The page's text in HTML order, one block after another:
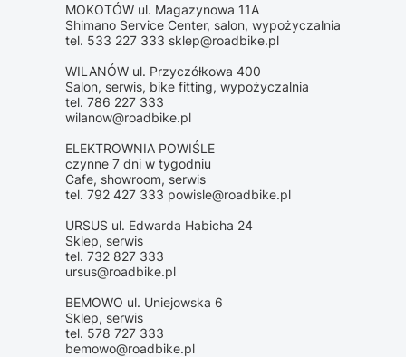
MOKOTÓW ul. Magazynowa 11A
Shimano Service Center, salon, wypożyczalnia
tel. 533 227 333 sklep@roadbike.pl
WILANÓW ul. Przyczółkowa 400
Salon, serwis, bike fitting, wypożyczalnia
tel. 786 227 333
wilanow@roadbike.pl
ELEKTROWNIA POWIŚLE
czynne 7 dni w tygodniu
Cafe, showroom, serwis
tel. 792 427 333 powisle@roadbike.pl
URSUS ul. Edwarda Habicha 24
Sklep, serwis
tel. 732 827 333
ursus@roadbike.pl
BEMOWO ul. Uniejowska 6
Sklep, serwis
tel. 578 727 333
bemowo@roadbike.pl